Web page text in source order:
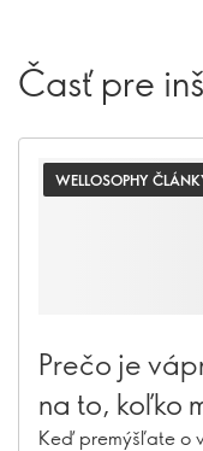
Časť pre
WELLOSOPHY
Prečo je
na to, koľko
Keď premýšľate o